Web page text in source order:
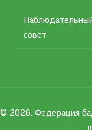
совет
© 2026. Федерация